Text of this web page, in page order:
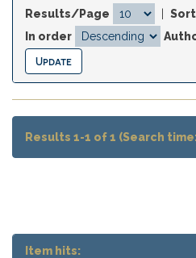
Results/Page
In order
Results 1-1 of 1 (Search
Item hits: